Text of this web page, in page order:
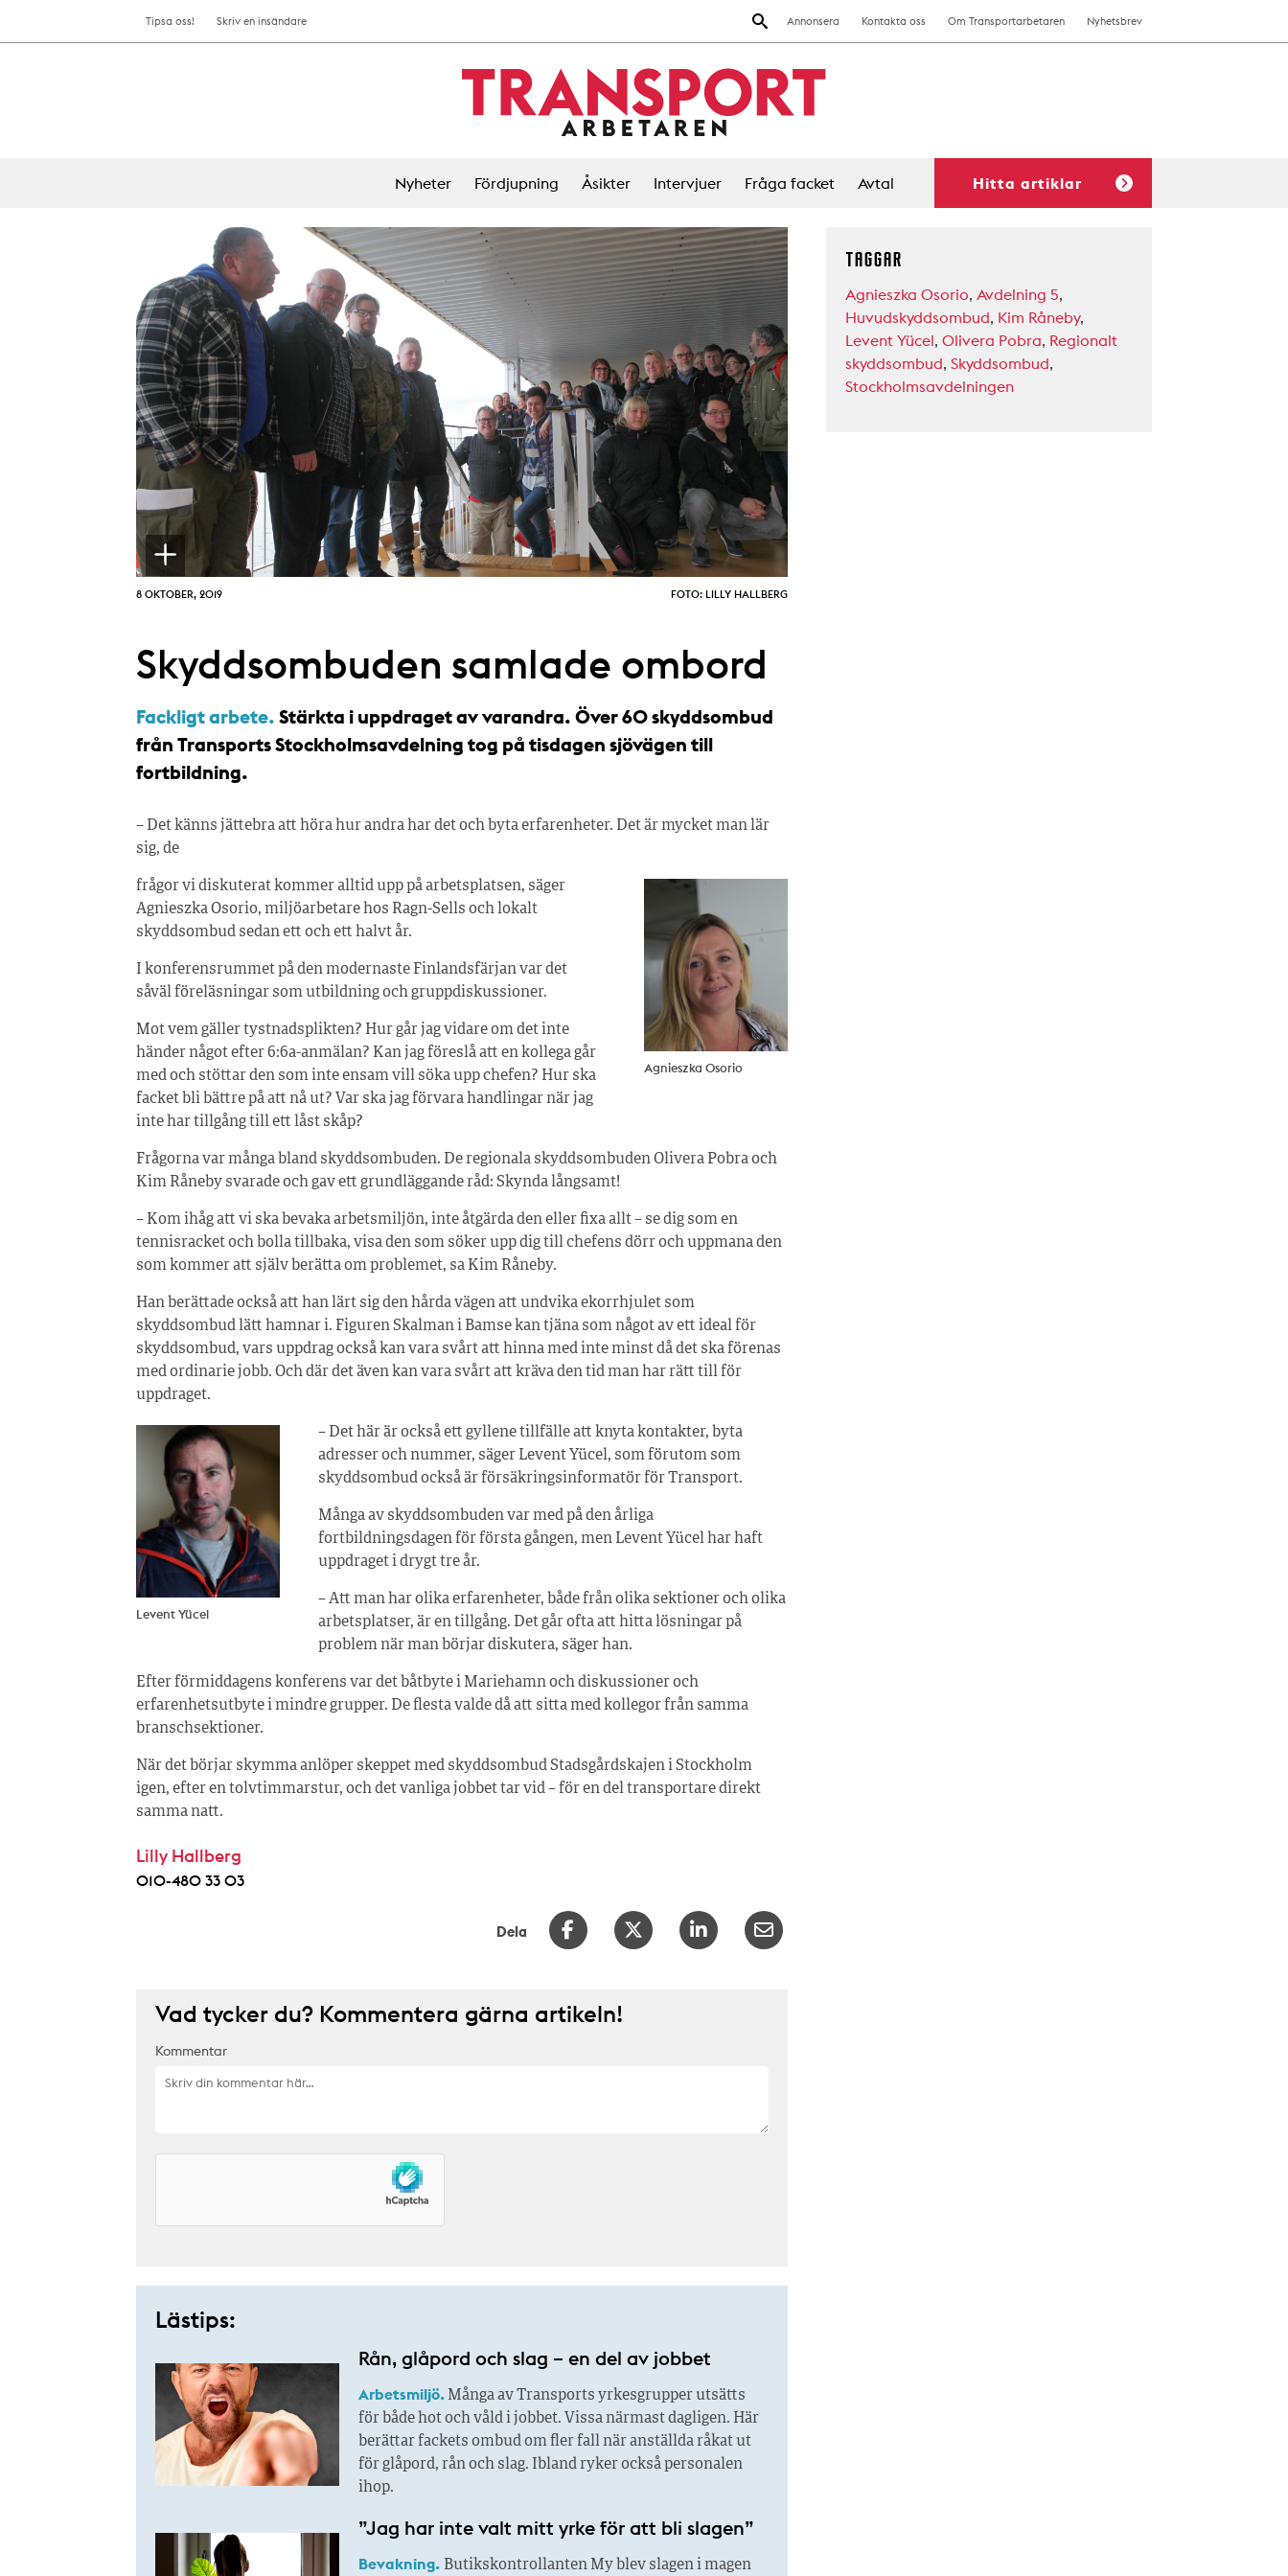
Annonsera Kontakta oss Om Transportarbetaren Nyhetsbrev
Tipsa oss! Skriv en insändare
Nyheter Fördjupning Åsikter Intervjuer Fråga facket Avtal Hitta artiklar
8 OKTOBER, 2019 FOTO: LILLY HALLBERG
Skyddsombuden samlade ombord
Fackligt arbete. Stärkta i uppdraget av varandra. Över 60 skyddsombud
från Transports Stockholmsavdelning tog på tisdagen sjövägen till
fortbildning.
– Det känns jättebra att höra hur andra har det och byta erfarenheter. Det är mycket man lär
sig, de
Agnieszka Osorio
frågor vi diskuterat kommer alltid upp på arbetsplatsen, säger
Agnieszka Osorio, miljöarbetare hos Ragn-Sells och lokalt
skyddsombud sedan ett och ett halvt år.
I konferensrummet på den modernaste Finlandsfärjan var det
såväl föreläsningar som utbildning och gruppdiskussioner.
Mot vem gäller tystnadsplikten? Hur går jag vidare om det inte
händer något efter 6:6a-anmälan? Kan jag föreslå att en kollega går
med och stöttar den som inte ensam vill söka upp chefen? Hur ska
facket bli bättre på att nå ut? Var ska jag förvara handlingar när jag
inte har tillgång till ett låst skåp?
Frågorna var många bland skyddsombuden. De regionala skyddsombuden Olivera Pobra och
Kim Råneby svarade och gav ett grundläggande råd: Skynda långsamt!
– Kom ihåg att vi ska bevaka arbetsmiljön, inte åtgärda den eller fixa allt – se dig som en
tennisracket och bolla tillbaka, visa den som söker upp dig till chefens dörr och uppmana den
som kommer att själv berätta om problemet, sa Kim Råneby.
Han berättade också att han lärt sig den hårda vägen att undvika ekorrhjulet som
skyddsombud lätt hamnar i. Figuren Skalman i Bamse kan tjäna som något av ett ideal för
skyddsombud, vars uppdrag också kan vara svårt att hinna med inte minst då det ska förenas
med ordinarie jobb. Och där det även kan vara svårt att kräva den tid man har rätt till för
uppdraget.
Levent Yücel
– Det här är också ett gyllene tillfälle att knyta kontakter, byta
adresser och nummer, säger Levent Yücel, som förutom som
skyddsombud också är försäkringsinformatör för Transport.
Många av skyddsombuden var med på den årliga
fortbildningsdagen för första gången, men Levent Yücel har haft
uppdraget i drygt tre år.
– Att man har olika erfarenheter, både från olika sektioner och olika
arbetsplatser, är en tillgång. Det går ofta att hitta lösningar på
problem när man börjar diskutera, säger han.
Efter förmiddagens konferens var det båtbyte i Mariehamn och diskussioner och
erfarenhetsutbyte i mindre grupper. De flesta valde då att sitta med kollegor från samma
branschsektioner.
När det börjar skymma anlöper skeppet med skyddsombud Stadsgårdskajen i Stockholm
igen, efter en tolvtimmarstur, och det vanliga jobbet tar vid – för en del transportare direkt
samma natt.
Lilly Hallberg
010-480 33 03
Dela
Vad tycker du? Kommentera gärna artikeln!
Kommentar
Lästips:
Rån, glåpord och slag – en del av jobbet
Arbetsmiljö.Många av Transports yrkesgrupper utsätts
för både hot och våld i jobbet. Vissa närmast dagligen. Här
berättar fackets ombud om fler fall när anställda råkat ut
för glåpord, rån och slag. Ibland ryker också personalen
ihop.
”Jag har inte valt mitt yrke för att bli slagen”
Bevakning. Butikskontrollanten My blev slagen i magen
TAGGAR
Agnieszka Osorio, Avdelning 5,
Huvudskyddsombud, Kim Råneby,
Levent Yücel, Olivera Pobra, Regionalt
skyddsombud, Skyddsombud,
Stockholmsavdelningen